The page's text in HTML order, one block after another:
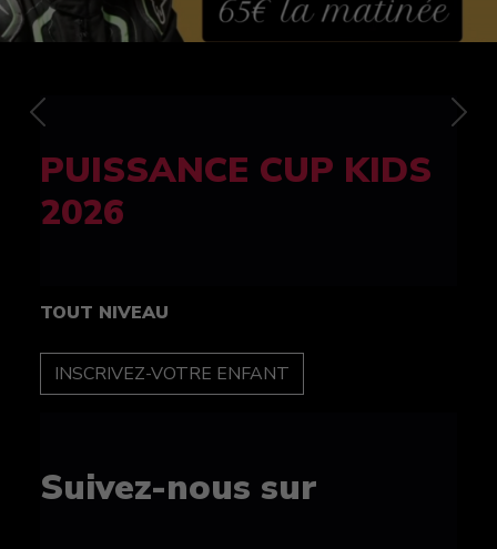
FELINE CUP 100%
féminine
TOUT NIVEAU
INSCRIPTION
Suivez-nous sur
Previous Next